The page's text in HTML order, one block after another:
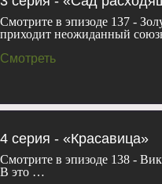
Смотрите в эпизоде 137 -
приходит неожиданный
Смотреть
4 серия - «Красавица»
Смотрите в эпизоде 138 -
В это …